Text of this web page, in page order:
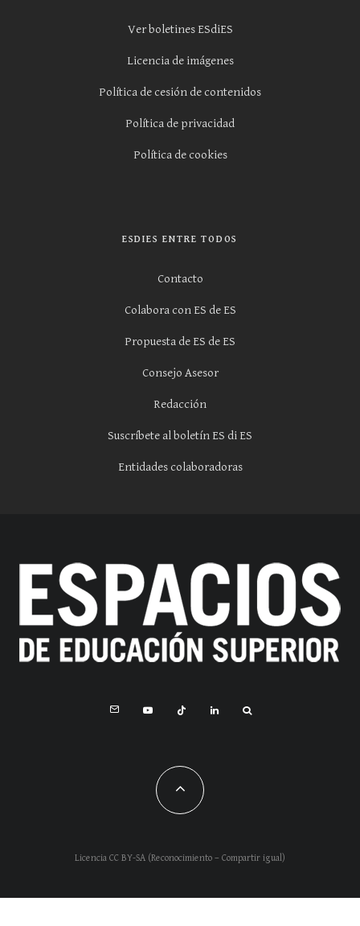
Ver boletines ESdiES
Licencia de imágenes
Política de cesión de contenidos
Política de privacidad
Política de cookies
ESDIES ENTRE TODOS
Contacto
Colabora con ES de ES
Propuesta de ES de ES
Consejo Asesor
Redacción
Suscríbete al boletín ES di ES
Entidades colaboradoras
Licencia CC BY-SA (Reconocimiento – Compartir igual)